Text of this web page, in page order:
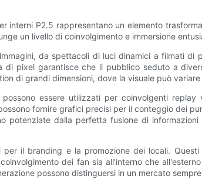
P2.5 rappresentano un elemento
un livello di coinvolgimento e immersione
da spettacoli di luci dinamici a filmati di
pixel garantisce che il pubblico seduto a
di grandi dimensioni, dove la visuale può
essere utilizzati per coinvolgenti
fornire grafici precisi per il conteggio dei
dalla perfetta fusione di
il branding e la promozione dei locali.
dei fan sia all'interno che
possono distinguersi in un mercato